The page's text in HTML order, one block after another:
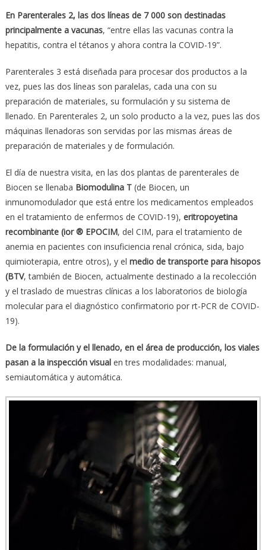
En Parenterales 2, las dos líneas de 7 000 son destinadas
principalmente a vacunas, “entre ellas las vacunas contra la
hepatitis, contra el tétanos y ahora contra la COVID-19”.
Parenterales 3 está diseñada para procesar dos productos a la
vez, pues las dos líneas son paralelas, cada una con su
preparación de materiales, su formulación y su sistema de
llenado. En Parenterales 2, un solo producto a la vez, pues las dos
máquinas llenadoras son servidas por las mismas áreas de
preparación de materiales y de formulación.
El día de nuestra visita, en las dos plantas de parenterales de
Biocen se llenaba Biomodulina T(de Biocen, un
inmunomodulador que está entre los medicamentos empleados
en el tratamiento de enfermos de COVID-19), eritropoyetina
recombinante (ior®EPOCIM, del CIM, para el tratamiento de
anemia en pacientes con insuficiencia renal crónica, sida, bajo
quimioterapia, entre otros), y el medio de transporte para hisopos
(BTV, también de Biocen, actualmente destinado a la recolección
y el traslado de muestras clínicas a los laboratorios de biología
molecular para el diagnóstico confirmatorio por rt-PCR de COVID-
19).
De la formulación y el llenado, en el área de producción, los viales
pasan a la inspección visualen tres modalidades: manual,
semiautomática y automática.